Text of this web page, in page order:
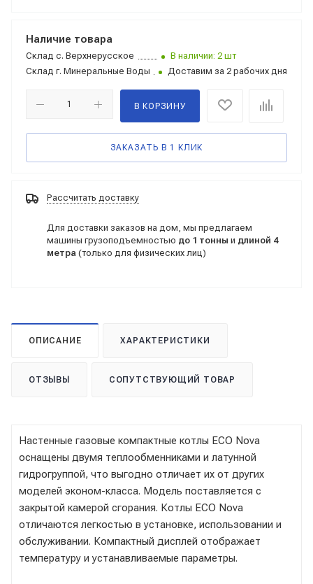
Наличие товара
Склад с. Верхнерусское
В наличии: 2 шт
Склад г. Минеральные Воды Доставим за 2 рабочих дня
В КОРЗИНУ
ЗАКАЗАТЬ В 1 КЛИК
Рассчитать доставку
Для доставки заказов на дом, мы предлагаем
машины грузоподъемностью до 1 тонны и длиной 4
метра (только для физических лиц)
ОПИСАНИЕ ХАРАКТЕРИСТИКИ
ОТЗЫВЫ СОПУТСТВУЮЩИЙ ТОВАР
Настенные газовые компактные котлы ECO Nova
оснащены двумя теплообменниками и латунной
гидрогруппой, что выгодно отличает их от других
моделей эконом-класса. Модель поставляется с
закрытой камерой сгорания. Котлы ECO Nova
отличаются легкостью в установке, использовании и
обслуживании. Компактный дисплей отображает
температуру и устанавливаемые параметры.